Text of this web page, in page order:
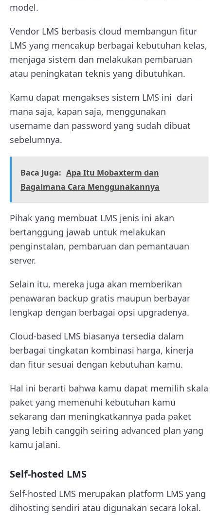
model.
Vendor LMS berbasis cloud membangun fitur
LMS yang mencakup berbagai kebutuhan kelas,
menjaga sistem dan melakukan pembaruan
atau peningkatan teknis yang dibutuhkan.
Kamu dapat mengakses sistem LMS ini dari
mana saja, kapan saja, menggunakan
username dan password yang sudah dibuat
sebelumnya.
Baca Juga: Apa Itu Mobaxterm dan
Bagaimana Cara Menggunakannya
Pihak yang membuat LMS jenis ini akan
bertanggung jawab untuk melakukan
penginstalan, pembaruan dan pemantauan
server.
Selain itu, mereka juga akan memberikan
penawaran backup gratis maupun berbayar
lengkap dengan berbagai opsi upgradenya.
Cloud-based LMS biasanya tersedia dalam
berbagai tingkatan kombinasi harga, kinerja
dan fitur sesuai dengan kebutuhan kamu.
Hal ini berarti bahwa kamu dapat memilih skala
paket yang memenuhi kebutuhan kamu
sekarang dan meningkatkannya pada paket
yang lebih canggih seiring advanced plan yang
kamu jalani.
Self-hosted LMS
Self-hosted LMS merupakan platform LMS yang
dihosting sendiri atau digunakan secara lokal.